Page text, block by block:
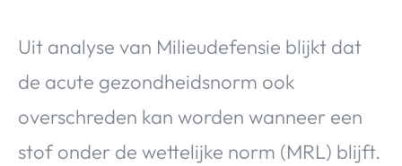
Uit analyse van Milieudefensie blijkt dat
de acute gezondheidsnorm ook
overschreden kan worden wanneer een
stof onder de wettelijke norm (MRL) blijft.